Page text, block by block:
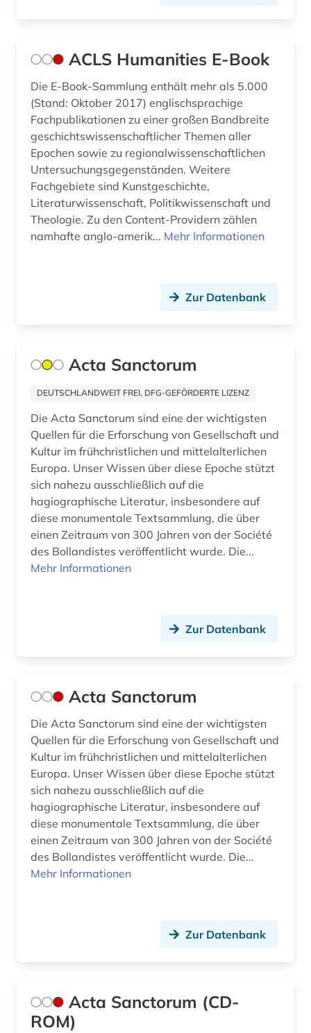
church missionary society <london> (1)
côte divoire (1)
darfur (1)
darstellende kunst (1)
darwin, charles | naturwissenschaftler;
biologe; geologe (1)
deinard (1)
deutsch (5)
deutsches sprachgebiet (1)
deutschland (13)
deutschland (1)
deutschsprachig (1)
diaspora (1)
dictionary (1)
digitale bibliothek (1)
digitalisate (1)
digitalisierung (3)
diplomatie (1)
diplomatik (1)
diplomatische beziehungen (1)
dreißigjähriger krieg (1)
ACLS Humanities E-Book
Die E-Book-Sammlung enthält mehr als 5.000
(Stand: Oktober 2017) englischsprachige
Fachpublikationen zu einer großen Bandbreite
geschichtswissenschaftlicher Themen aller
Epochen sowie zu regionalwissenschaftlichen
Untersuchungsgegenständen. Weitere
Fachgebiete sind Kunstgeschichte,
Literaturwissenschaft, Politikwissenschaft und
Theologie. Zu den Content-Providern zählen
namhafte anglo-amerik... Mehr Informationen
Zur Datenbank
Acta Sanctorum
DEUTSCHLANDWEIT FREI, DFG-GEFÖRDERTE LIZENZ
Die Acta Sanctorum sind eine der wichtigsten
Quellen für die Erforschung von Gesellschaft und
Kultur im frühchristlichen und mittelalterlichen
Europa. Unser Wissen über diese Epoche stützt
sich nahezu ausschließlich auf die
hagiographische Literatur, insbesondere auf
diese monumentale Textsammlung, die über
einen Zeitraum von 300 Jahren von der Société
des Bollandistes veröffentlicht wurde. Die...
Mehr Informationen
Zur Datenbank
Acta Sanctorum
Die Acta Sanctorum sind eine der wichtigsten
Quellen für die Erforschung von Gesellschaft und
Kultur im frühchristlichen und mittelalterlichen
Europa. Unser Wissen über diese Epoche stützt
sich nahezu ausschließlich auf die
hagiographische Literatur, insbesondere auf
diese monumentale Textsammlung, die über
einen Zeitraum von 300 Jahren von der Société
des Bollandistes veröffentlicht wurde. Die...
Mehr Informationen
Zur Datenbank
Acta Sanctorum (CD-
ROM)